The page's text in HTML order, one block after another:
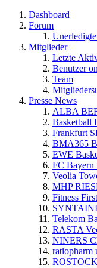
Dashboard
Forum
Mitglieder
Letzte
Benutzer
Team
Presse News
ALBA
Basketball
Frankfurt
BMA365
EWE
FC Bayern
Veolia
MHP
Fitness
Telekom
RASTA
NINERS
ratiopharm